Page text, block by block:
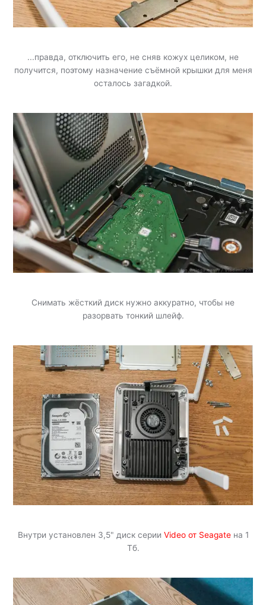
...правда, отключить его, не сняв кожух целиком, не
получится, поэтому назначение съёмной крышки для меня
осталось загадкой.
Снимать жёсткий диск нужно аккуратно, чтобы не
разорвать тонкий шлейф.
Внутри установлен 3,5" диск серии Video от Seagateна 1
Тб.